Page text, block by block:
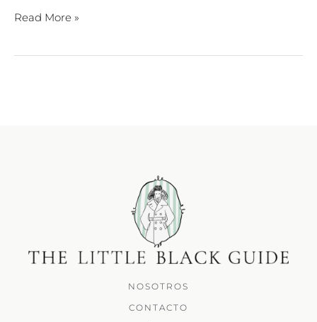
Read More »
NOSOTROS
CONTACTO